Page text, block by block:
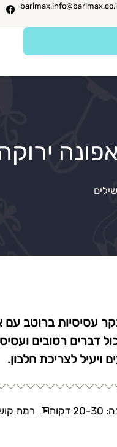
עסיסיות ברוטב עם
דברים רטובים
ויעיל לצריכת חלבון.
רמת